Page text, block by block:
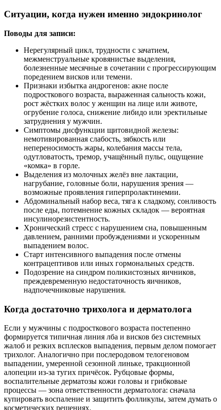
Ситуации, когда нужен именно эндокринолог
Поводы для записи:
Нерегулярный цикл, трудности с зачатием,
межменструальные кровянистые выделения,
болезненные месячные в сочетании с прогрессирующим
поредением висков или темени.
Признаки избытка андрогенов: акне после
подросткового возраста, выраженная сальность кожи,
рост жёстких волос у женщин на лице или животе,
огрубение голоса, снижение либидо или эректильные
затруднения у мужчин.
Симптомы дисфункции щитовидной железы:
немотивированная слабость, зябкость или
непереносимость жары, колебания массы тела,
одутловатость, тремор, учащённый пульс, ощущение
«комка» в горле.
Выделения из молочных желёз вне лактации,
нагрубание, головные боли, нарушения зрения —
возможные проявления гиперпролактинемии.
Абдоминальный набор веса, тяга к сладкому, сонливость
после еды, потемнение кожных складок — вероятная
инсулинорезистентность.
Хронический стресс с нарушением сна, повышенным
давлением, ранними пробуждениями и ускоренным
выпадением волос.
Старт интенсивного выпадения после отмены
контрацептивов или иных гормональных средств.
Подозрение на синдром поликистозных яичников,
преждевременную недостаточность яичников,
надпочечниковые нарушения.
Когда достаточно трихолога и дерматолога
Если у мужчины с подросткового возраста постепенно
формируется типичная линия лба и висков без системных
жалоб и резких всплесков выпадения, первым делом помогает
трихолог. Аналогично при послеродовом телогеновом
выпадении, умеренной сезонной линьке, тракционной
алопеции из‑за тугих причёсок. Рубцовые формы,
воспалительные дерматозы кожи головы и грибковые
процессы — зона ответственности дерматолога: сначала
купировать воспаление и защитить фолликулы, затем думать о
косметических решениях.